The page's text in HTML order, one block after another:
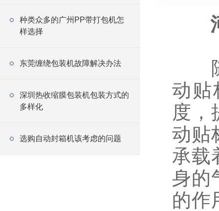
种类众多的广州PP带打包机怎
样选择
东莞缠绕包装机故障解决办法
深圳热收缩膜包装机包装方式的
多样化
选购自动封箱机该考虑的问题
随
动贴
度，
动贴
承载
身的
的作